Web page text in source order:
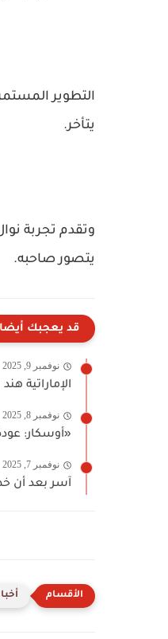
التطوير
يتأخر.
وتقدم تجربة
يتصور صاحبه.
قد يعجبك أيضا
نوفمبر 9, 2025
الإماراتية
نوفمبر 8, 2025
«أوسكار:
نوفمبر 7, 2025
آسر بعد أن